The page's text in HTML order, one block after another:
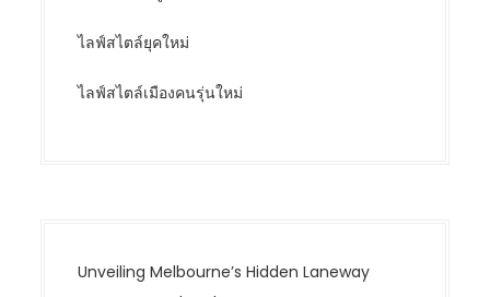
ไลฟ์สไตล์ยุคใหม่
ไลฟ์สไตล์เมืองคนรุ่นใหม่
Unveiling Melbourne’s Hidden Laneway